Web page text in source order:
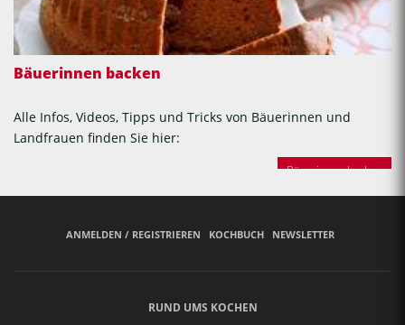
Bäuerinnen backen
Alle Infos, Videos, Tipps und Tricks von Bäuerinnen und
Landfrauen finden Sie hier:
Bäuerinnen backen
ANMELDEN / REGISTRIEREN KOCHBUCH NEWSLETTER
RUND UMS KOCHEN